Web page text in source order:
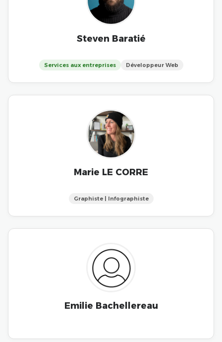
Steven Baratié
Services aux entreprises Développeur Web
Marie LE CORRE
Graphiste | Infographiste
Emilie Bachellereau